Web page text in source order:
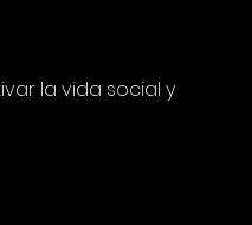
la vida social y